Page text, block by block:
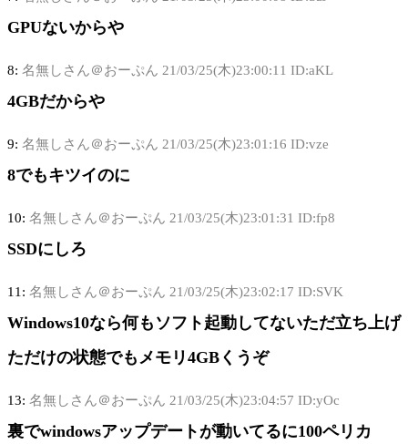
GPUないからや
8: 名無しさん＠おーぷん 21/03/25(木)23:00:11 ID:aKL
4GBだからや
9: 名無しさん＠おーぷん 21/03/25(木)23:01:16 ID:vze
8でもキツイのに
10: 名無しさん＠おーぷん 21/03/25(木)23:01:31 ID:fp8
SSDにしろ
11: 名無しさん＠おーぷん 21/03/25(木)23:02:17 ID:SVK
Windows10なら何もソフト起動してないただ立ち上げ
ただけの状態でもメモリ4GBくうぞ
13: 名無しさん＠おーぷん 21/03/25(木)23:04:57 ID:yOc
裏でwindowsアップデートが動いてるに100ペリカ